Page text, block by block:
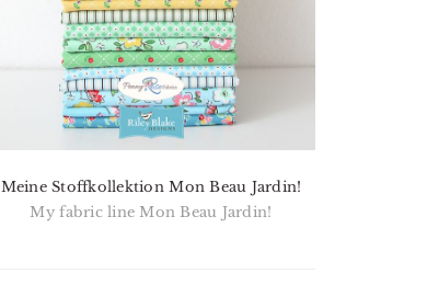
Meine Stoffkollektion Mon Beau Jardin!
My fabric line Mon Beau Jardin!